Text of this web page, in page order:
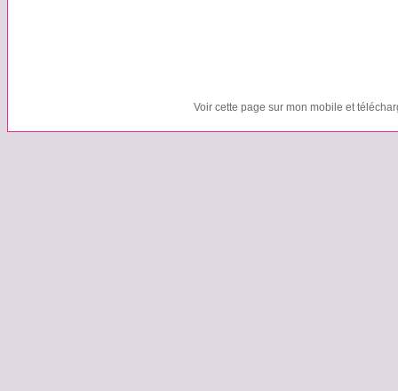
Voir cette page sur mon mobile et